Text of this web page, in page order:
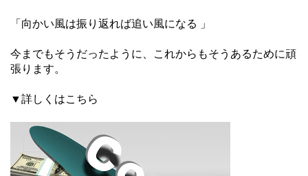
「向かい風は振り返れば追い風になる 」
今までもそうだったように、これからもそうあるために頑
張ります。
▼詳しくはこちら